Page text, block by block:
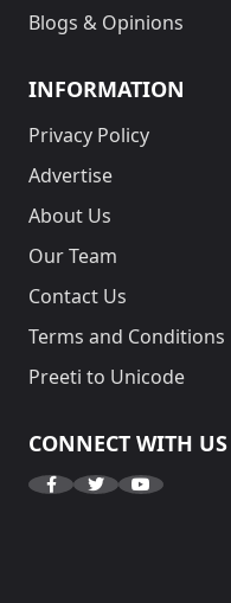
Blogs & Opinions
INFORMATION
Privacy Policy
Advertise
About Us
Our Team
Contact Us
Terms and Conditions
Preeti to Unicode
CONNECT WITH US